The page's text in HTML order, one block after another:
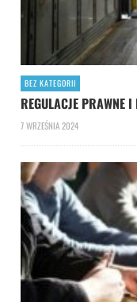
BEZ KATEGORII
REGULACJE PRAWNE
7 WRZEŚNIA 2024